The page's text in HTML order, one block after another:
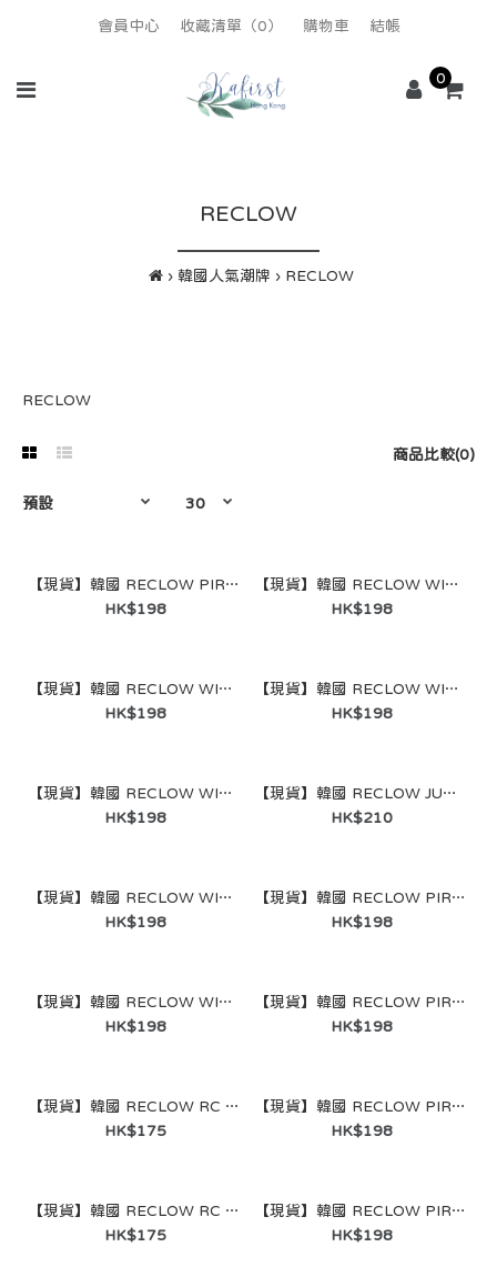
會員中心 收藏清單（0） 購物車 結帳
0
RECLOW
韓國人氣潮牌 RECLOW
RECLOW
商品比較(0)
【現貨】韓國 RECLOW PIRPIR SUNGLASS 米色/BEIGE
【現貨】韓國 RECLOW PIRPIR SUNGLASS 米色/BEIGE
HK$198
【現貨】韓國 RECLOW WIRWIR SUNGLASS 灰色/GRAY
HK$198
【現貨】韓國 RECLOW WIRWIR SUNGLASS 卡其/KHAKI
HK$198
【現貨】韓國 RECLOW WIRWIR SUNGLASS
HK$198
【現貨】韓國 RECLOW WIRWIR SUNGLASS 藍色/BLUE
HK$198
【現貨】韓國 RECLOW JUWON SUNGLASS 灰色/GRAY
HK$210
【現貨】韓國 RECLOW WIRWIR SUNGLASS 黑色/BLACK
HK$198
【現貨】韓國 RECLOW PIRPIR SUNGLASS 灰色/GRAY
HK$198
【現貨】韓國 RECLOW WIRWIR SUNGLASS 米色/BEIGE
HK$198
【現貨】韓國 RECLOW PIRPIR SUNGLASS 綠色/GREEN
HK$198
【現貨】韓國 RECLOW RC LaHee SUNGLASS 灰色/GRAY
HK$175
【現貨】韓國 RECLOW PIRPIR SUNGLASS
HK$198
【現貨】韓國 RECLOW RC LaHee SUNGLASS 綠色/GREEN
HK$175
【現貨】韓國 RECLOW PIRPIR SUNGLASS 藍色/BLUE
HK$198